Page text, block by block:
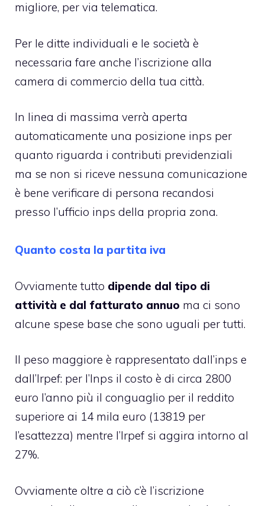
migliore, per via telematica.
Per le ditte individuali e le società è
necessaria fare anche l’iscrizione alla
camera di commercio della tua città.
In linea di massima verrà aperta
automaticamente una posizione inps per
quanto riguarda i contributi previdenziali
ma se non si riceve nessuna comunicazione
è bene verificare di persona recandosi
presso l’ufficio inps della propria zona.
Quanto costa la partita iva
Ovviamente tutto dipende dal tipo di
attività e dal fatturato annuo ma ci sono
alcune spese base che sono uguali per tutti.
Il peso maggiore è rappresentato dall’inps e
dall’Irpef: per l’Inps il costo è di circa 2800
euro l’anno più il conguaglio per il reddito
superiore ai 14 mila euro (13819 per
l’esattezza) mentre l’Irpef si aggira intorno al
27%.
Ovviamente oltre a ciò c’è l’iscrizione